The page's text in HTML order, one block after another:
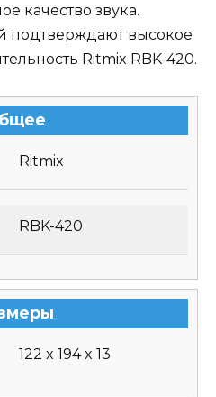
качество звука.
подтверждают высокое
Ritmix RBK-420.
Ritmix
RBK-420
122 x 194 x 13